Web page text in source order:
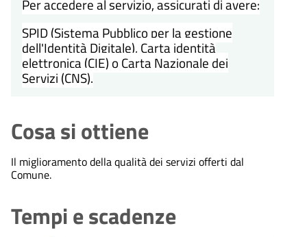
Per accedere al servizio, assicurati di avere:
SPID (Sistema Pubblico per la gestione
dell'Identità Digitale), Carta identità
elettronica (CIE) o Carta Nazionale dei
Servizi (CNS).
Cosa si ottiene
Il miglioramento della qualità dei servizi offerti dal
Comune.
Tempi e scadenze